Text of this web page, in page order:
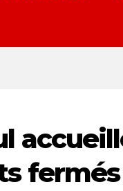
fermés